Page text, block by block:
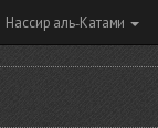
Нассир аль-Катами